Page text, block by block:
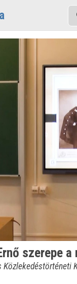
szerepe
Közlekedéstörténeti